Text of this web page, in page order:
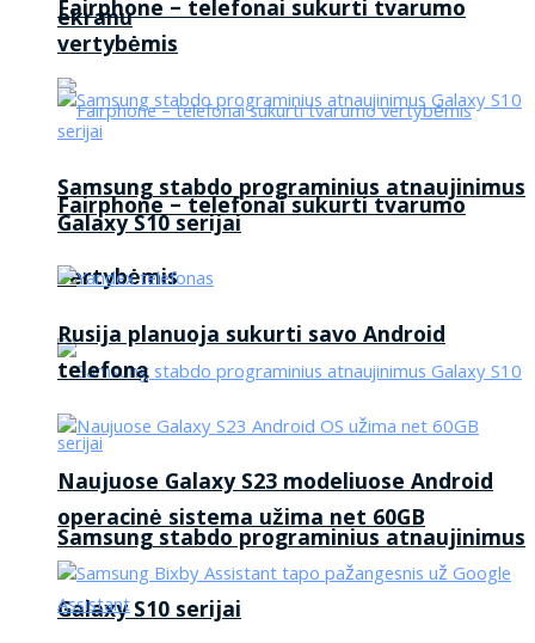
ekranu
Fairphone – telefonai sukurti tvarumo
vertybėmis
Samsung stabdo programinius atnaujinimus
Galaxy S10 serijai
Fairphone – telefonai sukurti tvarumo
vertybėmis
Samsung stabdo programinius atnaujinimus
Galaxy S10 serijai
Rusija planuoja sukurti savo Android
telefoną
Naujuose Galaxy S23 modeliuose Android
operacinė sistema užima net 60GB